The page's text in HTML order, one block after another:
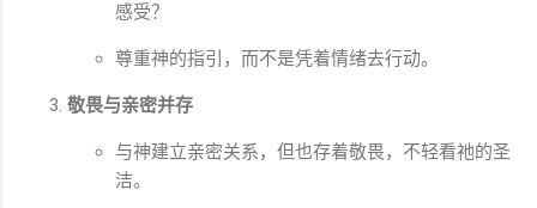
感受？
尊重神的指引，而不是凭着情绪去行动。
敬畏与亲密并存
与神建立亲密关系，但也存着敬畏，不轻看祂的圣
洁。